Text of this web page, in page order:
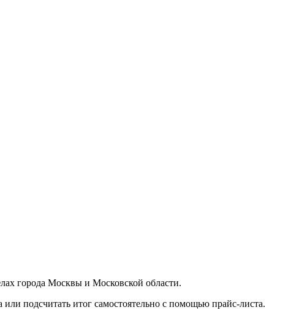
города Москвы и Московской области.
подсчитать итог самостоятельно с помощью прайс-листа.